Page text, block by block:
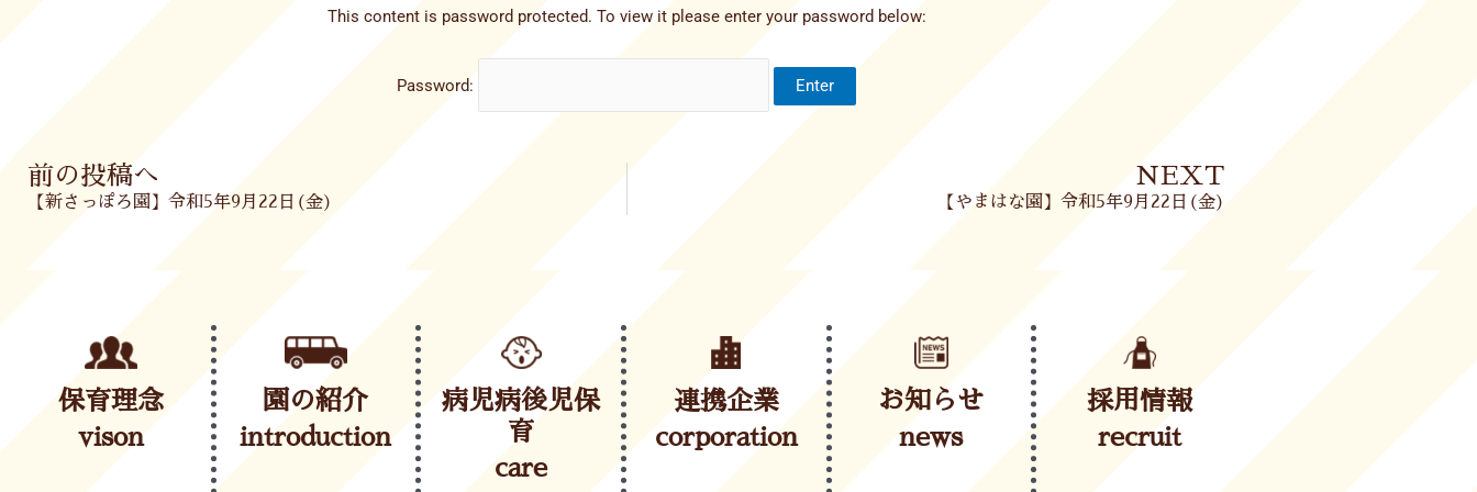
This content is password protected. To view it please enter your password below:
Password:
Prev
前の投稿へ
【新さっぽろ園】令和5年9月22日(金)
NEXT
【やまはな園】令和5年9月22日(金)
保育理念
vison
園の紹介
introduction
病児病後児保
育
care
連携企業
corporation
お知らせ
news
採用情報
recruit